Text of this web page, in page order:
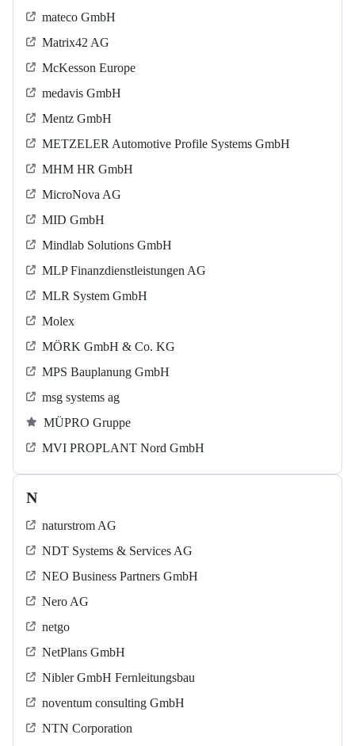
mateco GmbH
Matrix42 AG
McKesson Europe
medavis GmbH
Mentz GmbH
METZELER Automotive Profile Systems GmbH
MHM HR GmbH
MicroNova AG
MID GmbH
Mindlab Solutions GmbH
MLP Finanzdienstleistungen AG
MLR System GmbH
Molex
MÖRK GmbH & Co. KG
MPS Bauplanung GmbH
msg systems ag
MÜPRO Gruppe
MVI PROPLANT Nord GmbH
N
naturstrom AG
NDT Systems & Services AG
NEO Business Partners GmbH
Nero AG
netgo
NetPlans GmbH
Nibler GmbH Fernleitungsbau
noventum consulting GmbH
NTN Corporation